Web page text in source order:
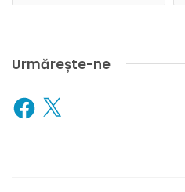
Urmărește-ne
Facebook
X